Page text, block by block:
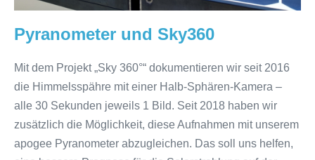
Pyranometer und Sky360
Mit dem Projekt „Sky 360°“ dokumentieren wir seit 2016
die Himmelsspähre mit einer Halb-Sphären-Kamera –
alle 30 Sekunden jeweils 1 Bild. Seit 2018 haben wir
zusätzlich die Möglichkeit, diese Aufnahmen mit unserem
apogee Pyranometer abzugleichen. Das soll uns helfen,